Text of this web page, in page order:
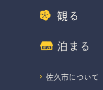
観る
泊まる
佐久市について